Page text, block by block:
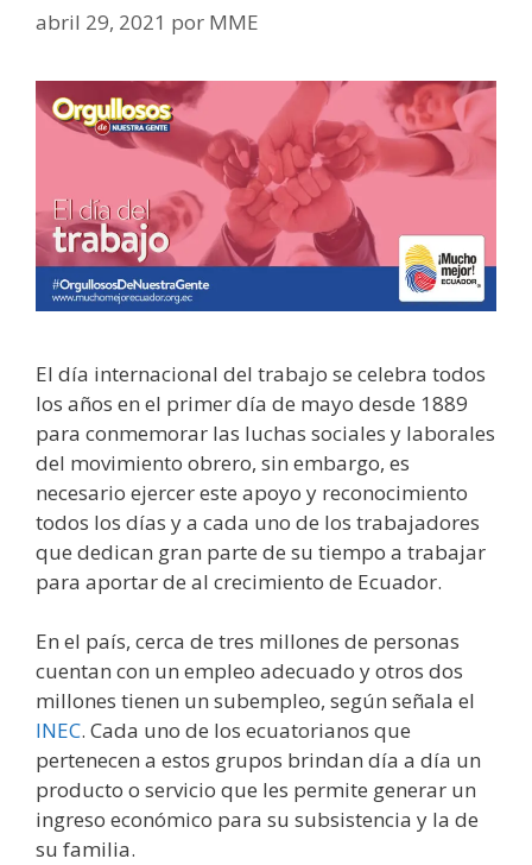
abril 29, 2021 por MME
El día internacional del trabajo se celebra todos
los años en el primer día de mayo desde 1889
para conmemorar las luchas sociales y laborales
del movimiento obrero, sin embargo, es
necesario ejercer este apoyo y reconocimiento
todos los días y a cada uno de los trabajadores
que dedican gran parte de su tiempo a trabajar
para aportar de al crecimiento de Ecuador.
En el país, cerca de tres millones de personas
cuentan con un empleo adecuado y otros dos
millones tienen un subempleo, según señala el
INEC. Cada uno de los ecuatorianos que
pertenecen a estos grupos brindan día a día un
producto o servicio que les permite generar un
ingreso económico para su subsistencia y la de
su familia.